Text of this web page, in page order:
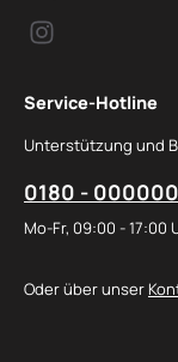
Service-Hotline
Unterstützung und
0180 - 000000
Mo-Fr, 09:00 - 17:00
Oder über unser